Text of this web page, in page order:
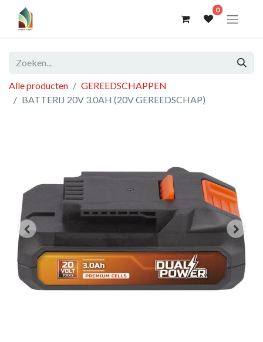
0
Alle producten
GEREEDSCHAPPEN
BATTERIJ 20V 3.0AH (20V GEREEDSCHAP)